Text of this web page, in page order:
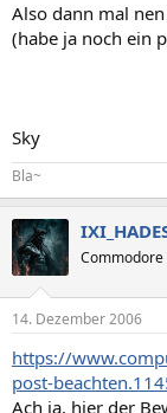
Also dann mal
(habe ja noch ein
Sky
Bla~
Commodore
14. Dezember 2006
https://
post-
Ach ja, hier der